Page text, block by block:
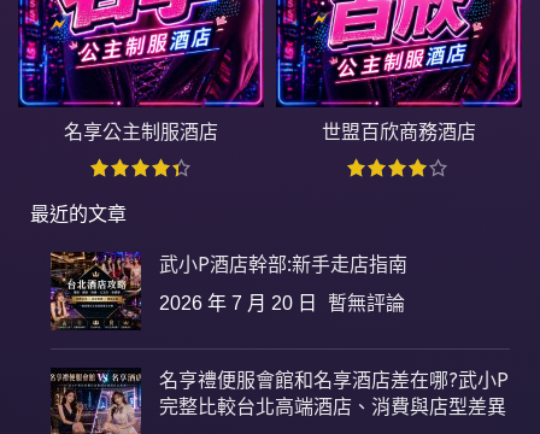
名享公主制服酒店 世盟百欣商務酒店
最近的文章
武小P酒店幹部:新手走店指南
2026 年 7 月 20 日 暫無評論
名亨禮便服會館和名享酒店差在哪?武小P
完整比較台北高端酒店、消費與店型差異